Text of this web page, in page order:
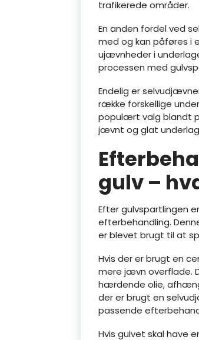
trafikerede områder.
En anden fordel ved
med og kan påføres i
ujævnheder i
processen med
Endelig er
række forskellige
populært valg blandt
jævnt og glat
gulv –
Efter gulvspartlingen
efterbehandling.
er blevet brugt til at
Hvis der er brugt en
mere jævn overflade.
hærdende olie,
der er brugt en
passende
Hvis gulvet skal have